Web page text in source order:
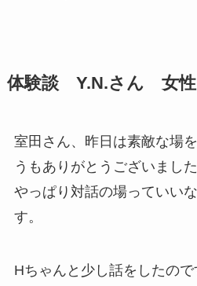
体験談 Y.N.さん 女性
室田さん、昨日は素敵な場
うもありがとうございました
やっぱり対話の場っていい
す。
Hちゃんと少し話をしたの